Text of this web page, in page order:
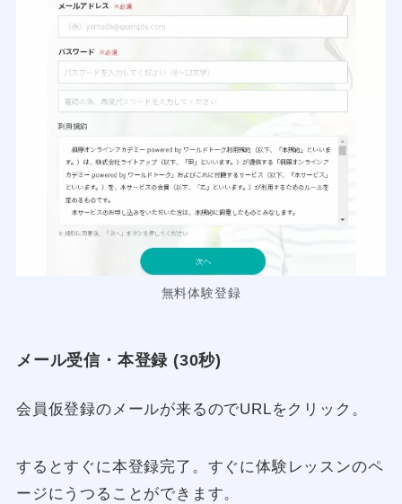
無料体験登録
メール受信・本登録 (30秒)
会員仮登録のメールが来るのでURLをクリック。
するとすぐに本登録完了。すぐに体験レッスンのペ
ージにうつることができます。